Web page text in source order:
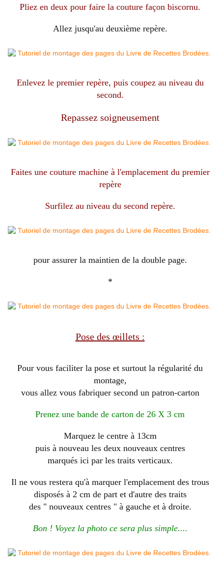
Pliez en deux pour faire la couture façon biscornu.
Allez jusqu'au deuxième repère.
Enlevez le premier repère, puis coupez au niveau du
second.
Repassez soigneusement
Faites une couture machine à l'emplacement du premier
repère
Surfilez au niveau du second repère.
pour assurer la maintien de la double page.
*
Pose des œillets :
Pour vous faciliter la pose et surtout la régularité du
montage,
vous allez vous fabriquer second un patron-carton
Prenez une bande de carton de 26 X 3 cm
Marquez le centre à 13cm
puis à nouveau les deux nouveaux centres
marqués ici par les traits verticaux.
Il ne vous restera qu'à marquer l'emplacement des trous
disposés à 2 cm de part et d'autre des traits
des " nouveaux centres " à gauche et à droite.
Bon ! Voyez la photo ce sera plus simple....